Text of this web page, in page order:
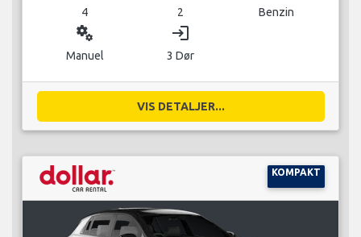
4 2 Benzin
miscellaneous_services
Manuel
login
3 Dør
VIS DETALJER...
KOMPAKT